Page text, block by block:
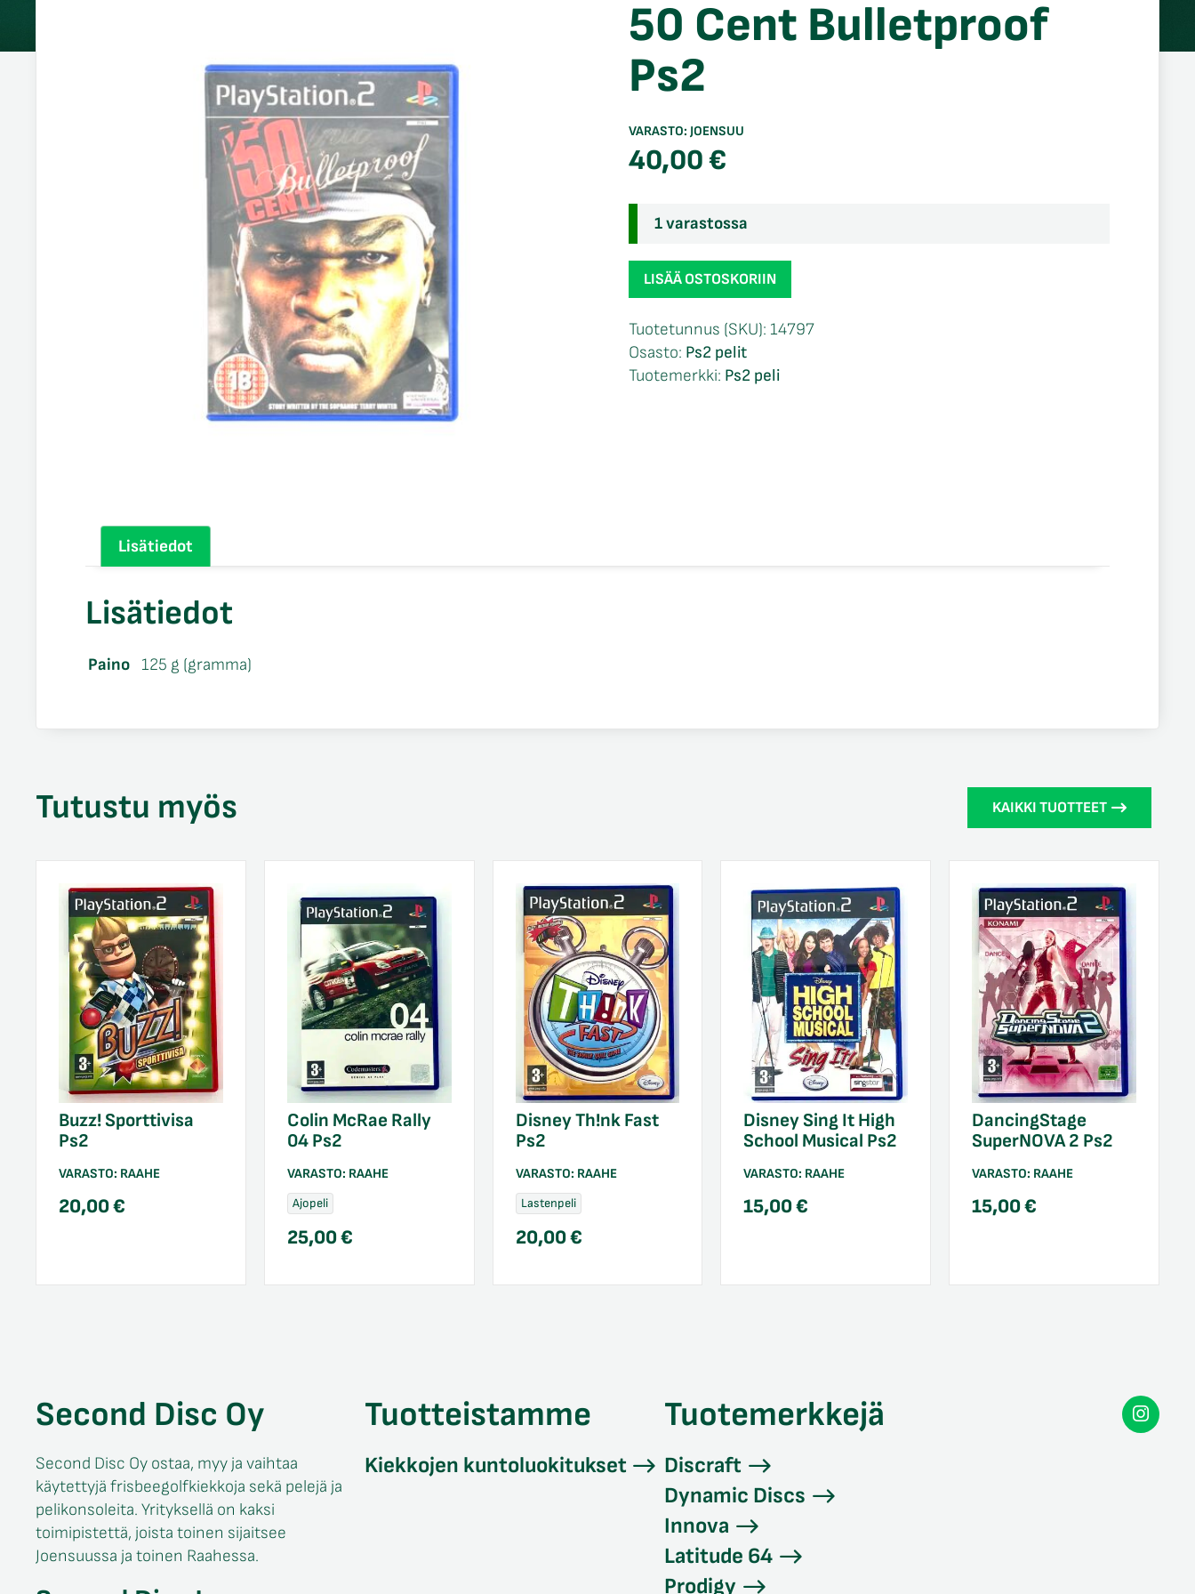
50 Cent Bulletproof
Ps2
VARASTO: JOENSUU
40,00€
1 varastossa
50
Cent
Ps2
määrä
LISÄÄ OSTOSKORIIN
Tuotetunnus (SKU): 14797
Osasto: Ps2 pelit
Tuotemerkki: Ps2 peli
Lisätiedot
Lisätiedot
Paino 125 g (gramma)
Tutustu myös KAIKKI TUOTTEET
Buzz! Sporttivisa
Ps2
VARASTO: RAAHE
20,00€
Colin McRae Rally
04 Ps2
VARASTO: RAAHE
Ajopeli
25,00€
Disney Th!nk Fast
Ps2
VARASTO: RAAHE
Lastenpeli
20,00€
Disney Sing It High
School Musical Ps2
VARASTO: RAAHE
15,00€
DancingStage
SuperNOVA 2 Ps2
VARASTO: RAAHE
15,00€
Second Disc Oy
Second Disc Oy ostaa, myy ja vaihtaa
käytettyjä frisbeegolfkiekkoja sekä pelejä ja
pelikonsoleita. Yrityksellä on kaksi
toimipistettä, joista toinen sijaitsee
Joensuussa ja toinen Raahessa.
Tuotteistamme
Kiekkojen kuntoluokitukset
Tuotemerkkejä
Discraft
Dynamic Discs
Innova
Latitude 64
Prodigy